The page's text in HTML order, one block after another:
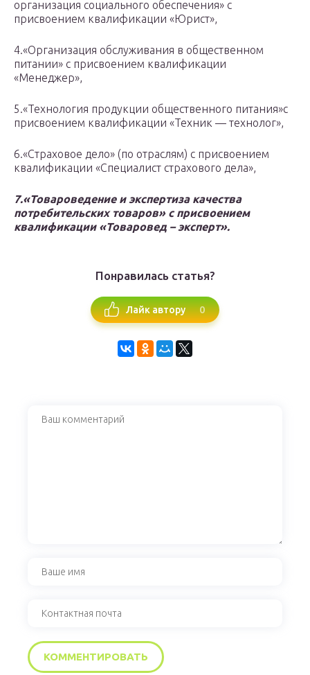
организация социального обеспечения» с
присвоением квалификации «Юрист»,
4.«Организация обслуживания в общественном
питании» с присвоением квалификации
«Менеджер»,
5.«Технология продукции общественного питания»с
присвоением квалификации «Техник — технолог»,
6.«Страховое дело» (по отраслям) с присвоением
квалификации «Специалист страхового дела»,
7.«Товароведение и экспертиза качества
потребительских товаров» с присвоением
квалификации «Товаровед – эксперт».
Понравилась статья?
Лайк автору 0